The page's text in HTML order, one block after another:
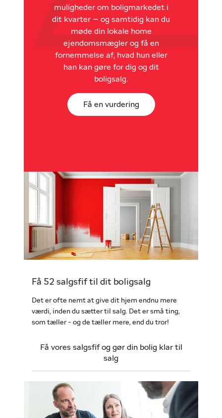
muligheder om boligmarkedet i
dit kvarter – og samtidig kan du
møde din lokale home
ejendomsmægler og få en
fornemmelse af, hvad hun eller
han kan gøre for dig og dit
boligsalg.
Få en vurdering
Få 52 salgsfif til dit boligsalg
Det er ofte nemt at give dit hjem endnu mere
værdi, inden du sætter til salg. Det er små ting,
som tæller - og de tæller mere, end du tror!
Få vores salgsfif og gør din bolig klar til
salg